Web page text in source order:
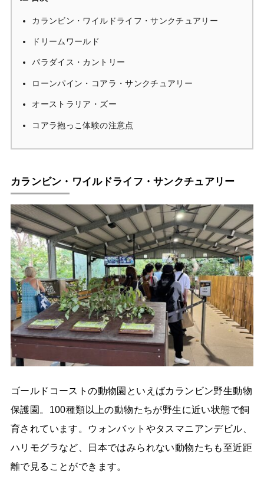
カランビン・ワイルドライフ・サンクチュアリー
ドリームワールド
パラダイス・カントリー
ローンパイン・コアラ・サンクチュアリー
オーストラリア・ズー
コアラ抱っこ体験の注意点
カランビン・ワイルドライフ・サンクチュアリー
ゴールドコーストの動物園といえばカランビン野生動物
保護園。100種類以上の動物たちが野生に近い状態で飼
育されています。ウォンバットやタスマニアンデビル、
ハリモグラなど、日本ではみられない動物たちも至近距
離で見ることができます。